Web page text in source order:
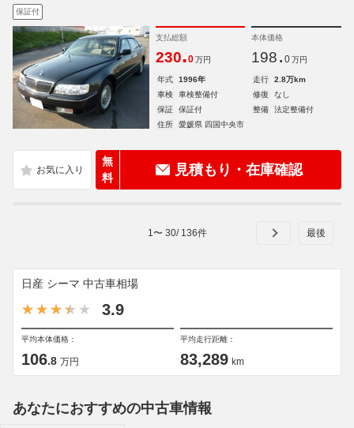
保証付
支払総額
230.0 万円
本体価格
198. 0 万円
年式 1996年 走行
2.8万km
車検
車検整備付 修復
なし
保証
保証付 整備
法定整備付
住所
愛媛県 四国中央市
無
料
見積もり・在庫確認
1 〜 30/ 136件
日産 シーマ 中古車相場
3.9
平均本体価格：
106.8 万円
平均走行距離：
83,289 km
あなたにおすすめの中古車情報